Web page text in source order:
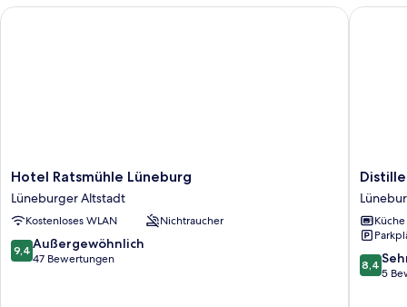
Hotel
Ratsmühle
Lüneburg
Lüneburger
Altstadt
Hotel Ratsmühle Lüneburg
Lüneburger Altstadt
Kostenloses WLAN Nichtraucher
9.4
von
9,4 Außergewöhnlich
47 Bewertungen
Hotel Ratsmühle Lüneburg
Distillery
Altstadt
Küche
8.4
von
8,4
5